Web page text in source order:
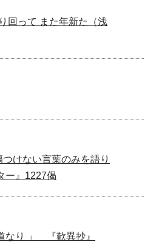
回って また年新た（浅
けない言葉のみを語り
ー』1227偈
なり 」 『歎異抄』